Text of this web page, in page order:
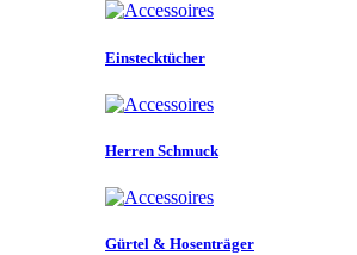
Einstecktücher
Herren Schmuck
Gürtel & Hosenträger